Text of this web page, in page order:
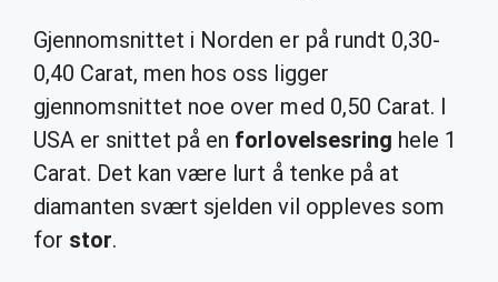
Gjennomsnittet i Norden er på rundt 0,30-
0,40 Carat, men hos oss ligger
gjennomsnittet noe over med 0,50 Carat. I
USA er snittet på en forlovelsesring hele 1
Carat. Det kan være lurt å tenke på at
diamanten svært sjelden vil oppleves som
for stor.